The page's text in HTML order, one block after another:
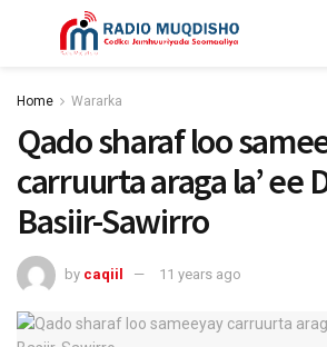
Home Wararka
Qado sharaf loo
carruurta araga la’ ee
Basiir-Sawirro
by caqiil 11 years ago